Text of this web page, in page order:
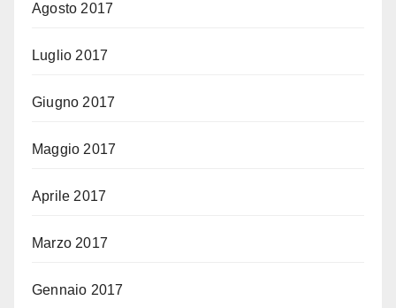
Agosto 2017
Luglio 2017
Giugno 2017
Maggio 2017
Aprile 2017
Marzo 2017
Gennaio 2017